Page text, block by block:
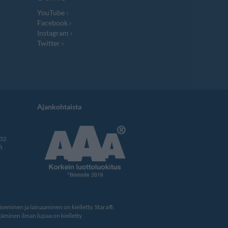
YouTube
Facebook
Instagram
Twitter
Ajankohtaista
ja lainaaminen on kielletty. Stara®,
ilman lupaa on kielletty.